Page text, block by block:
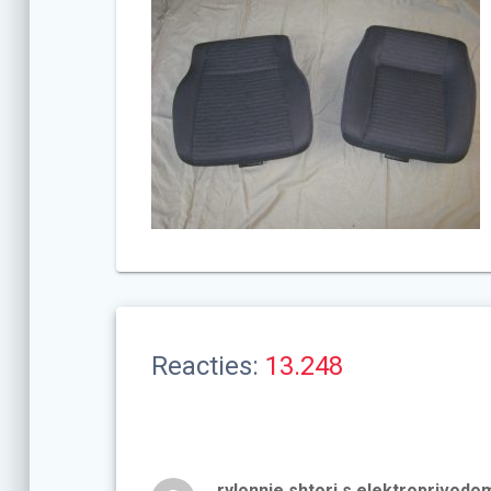
Reacties: 13.248